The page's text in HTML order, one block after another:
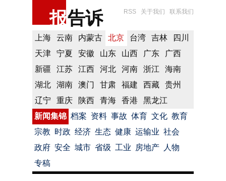
报告诉 RSS 关于我们 联系我们
上海 云南 内蒙古 北京 台湾 吉林
四川
天津
宁夏 安徽 山东 山西 广东
广西
新疆
江苏 江西 河北 河南 浙江
海南
湖北
湖南 澳门 甘肃 福建 西藏
贵州
辽宁
重庆 陕西 青海 香港
黑龙江
新闻集锦 档案 资料 事故 体育 文化 教育
宗教 时政 经济 生态 健康 运输业 社会
政府 安全 城市 省级 工业 房地产
人物
专稿